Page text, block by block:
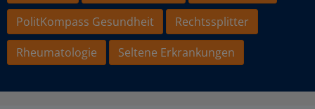
PolitKompass Gesundheit
Rechtssplitter
Rheumatologie
Seltene Erkrankungen